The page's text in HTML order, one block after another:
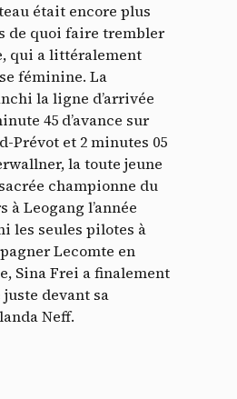
était encore plus
de quoi faire trembler
qui a littéralement
féminine. La
la ligne d’arrivée
45 d’avance sur
Prévot et 2 minutes 05
la toute jeune
championne du
à Leogang l’année
les seules pilotes à
Lecomte en
Sina Frei a finalement
devant sa
Neff.